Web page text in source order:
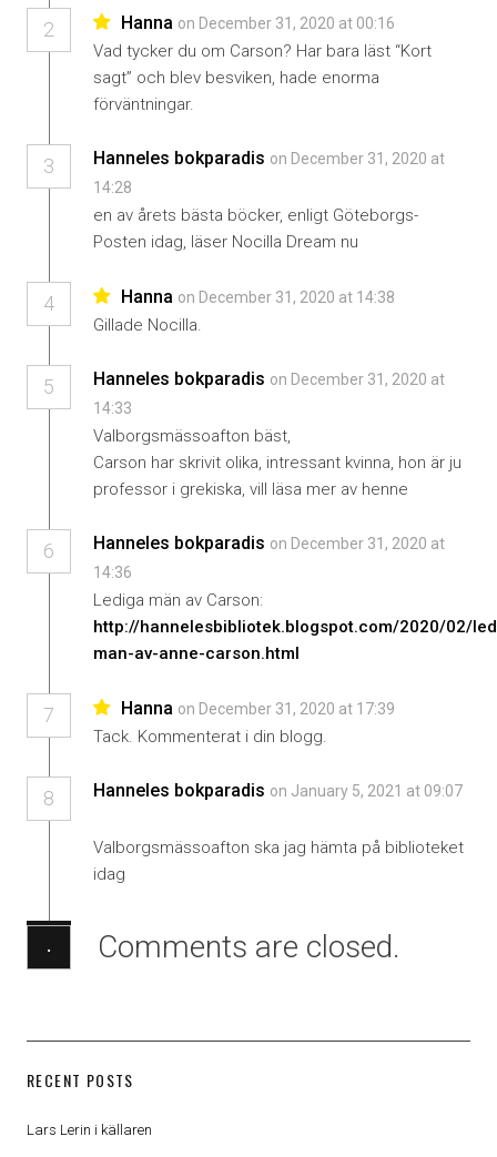
2 Hanna on December 31, 2020 at 00:16
Vad tycker du om Carson? Har bara läst “Kort
sagt” och blev besviken, hade enorma
förväntningar.
3 Hanneles bokparadis on December 31, 2020 at
14:28
en av årets bästa böcker, enligt Göteborgs-
Posten idag, läser Nocilla Dream nu
4 Hanna on December 31, 2020 at 14:38
Gillade Nocilla.
5 Hanneles bokparadis on December 31, 2020 at
14:33
Valborgsmässoafton bäst,
Carson har skrivit olika, intressant kvinna, hon är ju
professor i grekiska, vill läsa mer av henne
6 Hanneles bokparadis on December 31, 2020 at
14:36
Lediga män av Carson:
http://hannelesbibliotek.blogspot.com/2020/02/
man-av-anne-carson.html
7 Hanna on December 31, 2020 at 17:39
Tack. Kommenterat i din blogg.
8 Hanneles bokparadis on January 5, 2021 at 09:07
Valborgsmässoafton ska jag hämta på biblioteket
idag
· Comments are closed.
RECENT POSTS
Lars Lerin i källaren